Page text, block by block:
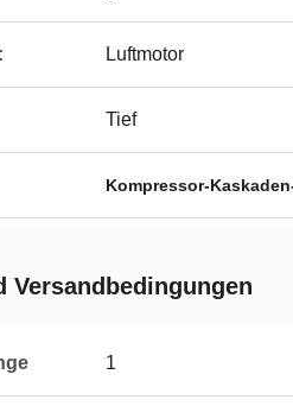
Luftmotor
Tief
Kompressor-
Versandbedingungen
1